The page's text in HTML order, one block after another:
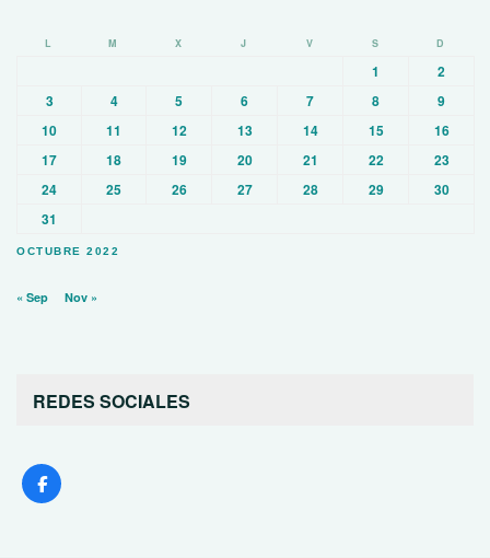
OCTUBRE 2022
L M X J V S D
1
2
3
4 5 6 7 8
9
10
11 12 13 14 15
16
17
18 19 20 21 22
23
24
25 26 27 28 29
30
31
« Sep Nov »
REDES SOCIALES